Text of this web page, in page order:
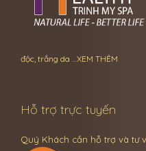
độc, trắng da …XEM THÊM
Hỗ trợ trực tuyến
Quý Khách cần hỗ trợ và tư